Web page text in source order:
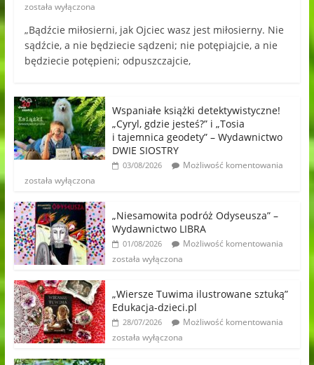
została wyłączona
„Bądźcie miłosierni, jak Ojciec wasz jest miłosierny. Nie
sądźcie, a nie będziecie sądzeni; nie potępiajcie, a nie
będziecie potępieni; odpuszczajcie,
Wspaniałe książki detektywistyczne!
„Cyryl, gdzie jesteś?” i „Tosia
i tajemnica geodety” – Wydawnictwo
DWIE SIOSTRY
03/08/2026
Możliwość komentowania
została wyłączona
„Niesamowita podróż Odyseusza” –
Wydawnictwo LIBRA
01/08/2026
Możliwość komentowania
została wyłączona
„Wiersze Tuwima ilustrowane sztuką”
Edukacja-dzieci.pl
28/07/2026
Możliwość komentowania
została wyłączona